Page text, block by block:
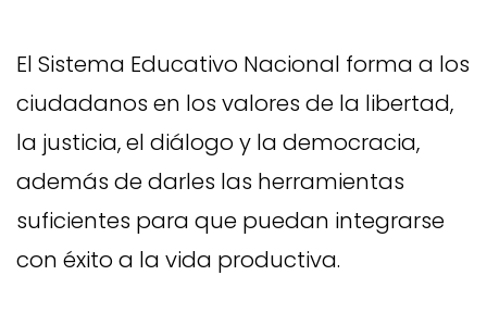
El Sistema Educativo Nacional forma a los
ciudadanos en los valores de la libertad,
la justicia, el diálogo y la democracia,
además de darles las herramientas
suficientes para que puedan integrarse
con éxito a la vida productiva.